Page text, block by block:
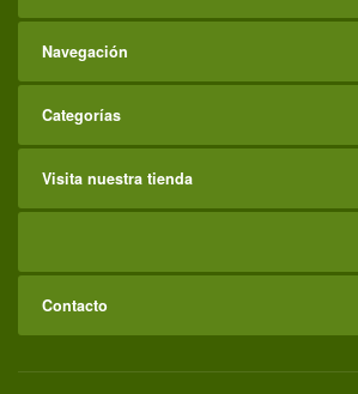
Navegación
Categorías
Visita nuestra tienda
Contacto